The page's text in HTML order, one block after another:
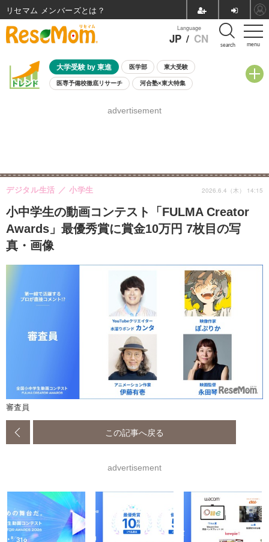
menu
Language
JP / CN search
大学受験 by 東進 医学部 東大受験
医専予備校徹底リサーチ 河合塾×東大特集
8月開催学校説明会・相談会
advertisement
小中学生の動画コンテスト「FULMA Creator
Awards」最優秀賞に賞金10万円 7枚目の写
真・画像
デジタル生活 小学生 2026.6.4（木） 14:15
審査員
この記事へ戻る
advertisement
リセマム メンバーズ